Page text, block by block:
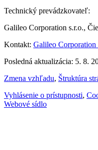
Technický prevádzkovateľ:
Galileo Corporation s.r.o.,
Kontakt: Galileo Corporation
Posledná aktualizácia: 5. 8.
Zmena vzhľadu, Štruktúra
Vyhlásenie o prístupnosti,
Webové sídlo